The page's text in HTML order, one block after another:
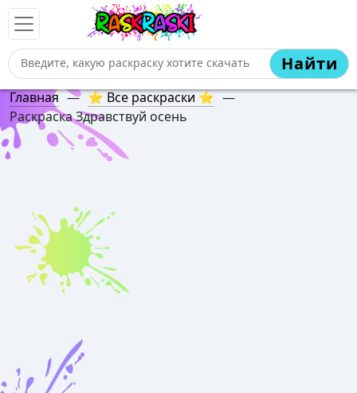
Найти
Главная — ⭐ Все раскраски ⭐ —
Раскраска Здравствуй осень